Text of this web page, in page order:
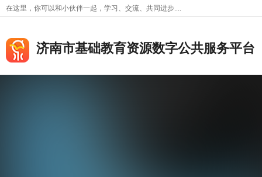
在这里，你可以和小伙伴一起，学习、交流、共同进步....
济南市基础教育资源数字公共服务平台